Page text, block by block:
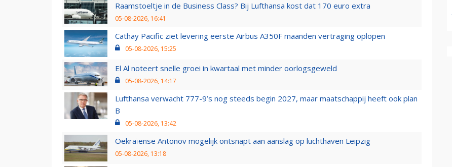
Raamstoeltje in de Business Class? Bij Lufthansa kost dat 170 euro extra
05-08-2026, 16:41
Cathay Pacific ziet levering eerste Airbus A350F maanden vertraging oplopen
05-08-2026, 15:25
El Al noteert snelle groei in kwartaal met minder oorlogsgeweld
05-08-2026, 14:17
Lufthansa verwacht 777-9’s nog steeds begin 2027, maar maatschappij heeft ook plan
B
05-08-2026, 13:42
Oekraïense Antonov mogelijk ontsnapt aan aanslag op luchthaven Leipzig
05-08-2026, 13:18